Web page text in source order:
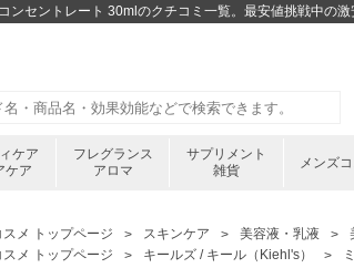
ンセントレート 30mlのクチコミ一覧。最安値挑戦中の激
ケア
ケア
フレグランス
アロマ
サプリメント
雑貨
メンズ
メ トップページ スキンケア 美容液・乳液
メ トップページ
キールズ / キール（Kiehl's）